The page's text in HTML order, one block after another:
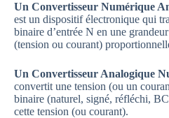
Un Convertisseur Numérique
est un dispositif électronique qui
binaire d’entrée N en une
(tension ou courant)
Un Convertisseur Analogique
convertit une tension (ou un
binaire (naturel, signé, réfléchi,
cette tension (ou courant).